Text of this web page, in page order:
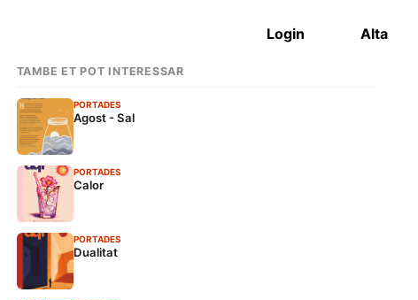
Login Alta
TAMBÉ ET POT INTERESSAR
PORTADES
Agost - Sal
PORTADES
Calor
PORTADES
Dualitat